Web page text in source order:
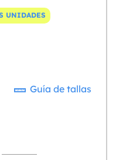
UNIDADES
Guía de tallas